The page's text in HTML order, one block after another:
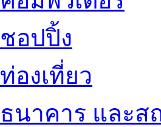
ชอปปิ้ง
ท่องเที่ยว
ธนาคาร และส